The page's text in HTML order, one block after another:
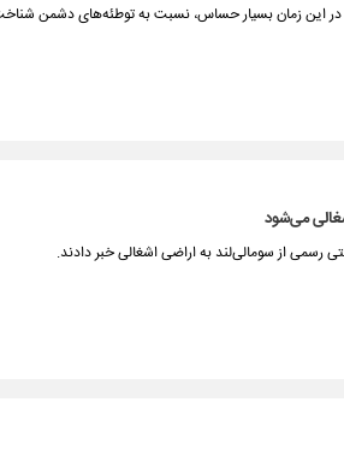
این زمان بسیار حساس، نسبت به توطئه‌های دشمن
می‌شود
رسمی از سومالی‌لند به اراضی اشغالی خبر دادند.